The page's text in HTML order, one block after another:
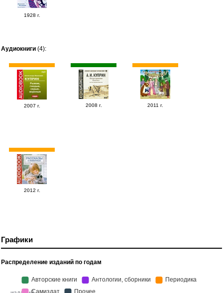
1928 г.
Аудиокниги (4):
2007 г. 2008 г. 2011 г.
2012 г.
Графики
Распределение изданий по годам